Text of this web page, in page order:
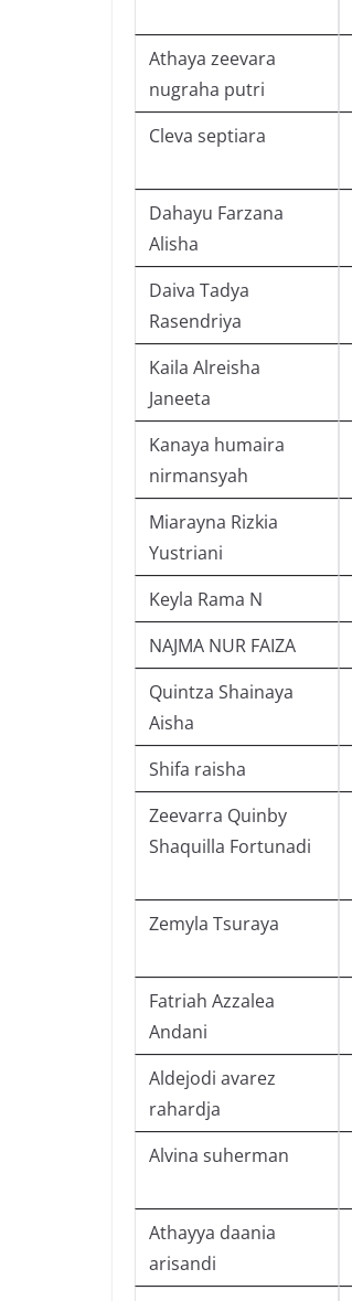
Athaya zeevara
nugraha putri
Cleva septiara
Dahayu Farzana
Alisha
Daiva Tadya
Rasendriya
Kaila Alreisha
Janeeta
Kanaya humaira
nirmansyah
Miarayna Rizkia
Yustriani
Keyla Rama N
NAJMA NUR FAIZA
Quintza Shainaya
Aisha
Shifa raisha
Zeevarra Quinby
Shaquilla Fortunadi
Zemyla Tsuraya
Fatriah Azzalea
Andani
Aldejodi avarez
rahardja
Alvina suherman
Athayya daania
arisandi